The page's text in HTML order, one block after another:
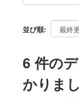
並び順
6 件の
かりま